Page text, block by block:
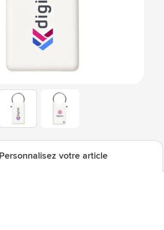
Afficher le sous-menu pour la
Afficher le sous-menu pour la
Afficher le sous-menu pour la
Afficher le sous-menu pour la
Afficher le sous-menu pour la
Afficher le sous-menu pour la
View larger imageView larger image
Personnalisez votre article